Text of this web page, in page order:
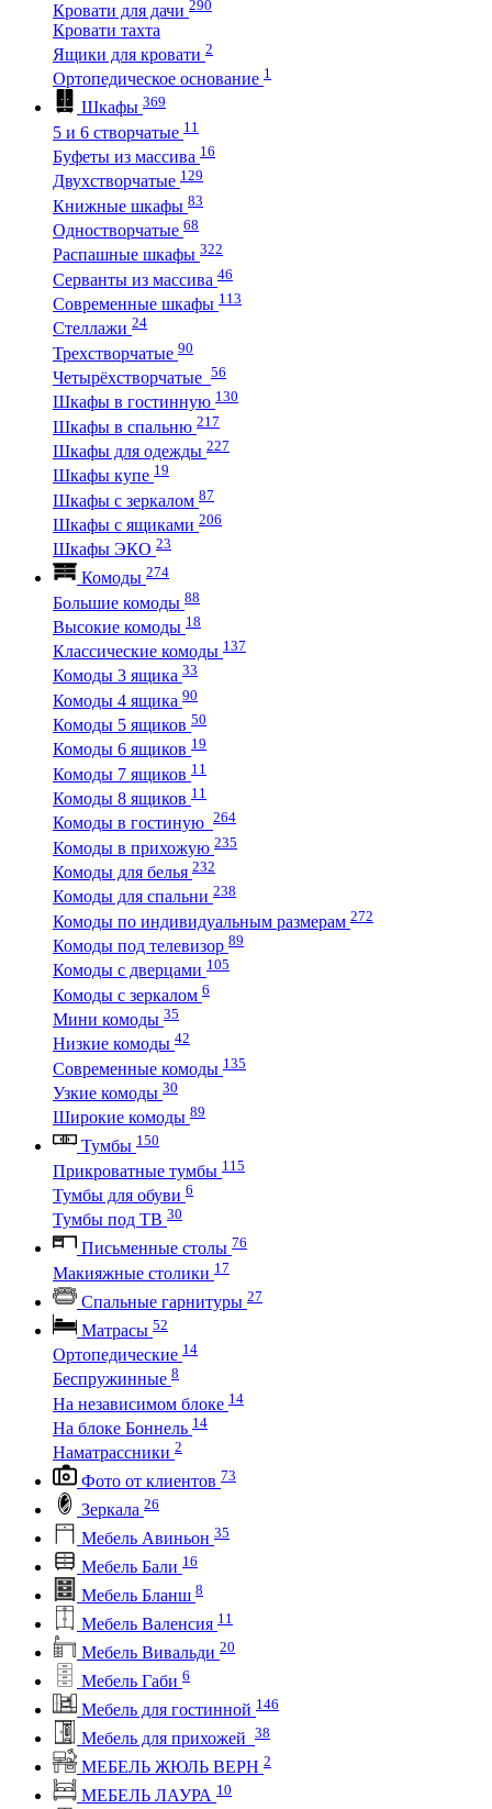
Кровати для дачи 290
Кровати тахта
Ящики для кровати 2
Ортопедическое основание 1
Шкафы 369
5 и 6 створчатые 11
Буфеты из массива 16
Двухстворчатые 129
Книжные шкафы 83
Одностворчатые 68
Распашные шкафы 322
Серванты из массива 46
Современные шкафы 113
Стеллажи 24
Трехстворчатые 90
Четырёхстворчатые 56
Шкафы в гостинную 130
Шкафы в спальню 217
Шкафы для одежды 227
Шкафы купе 19
Шкафы с зеркалом 87
Шкафы с ящиками 206
Шкафы ЭКО 23
Комоды 274
Большие комоды 88
Высокие комоды 18
Классические комоды 137
Комоды 3 ящика 33
Комоды 4 ящика 90
Комоды 5 ящиков 50
Комоды 6 ящиков 19
Комоды 7 ящиков 11
Комоды 8 ящиков 11
Комоды в гостиную 264
Комоды в прихожую 235
Комоды для белья 232
Комоды для спальни 238
Комоды по индивидуальным размерам 272
Комоды под телевизор 89
Комоды с дверцами 105
Комоды с зеркалом 6
Мини комоды 35
Низкие комоды 42
Современные комоды 135
Узкие комоды 30
Широкие комоды 89
Тумбы 150
Прикроватные тумбы 115
Тумбы для обуви 6
Тумбы под ТВ 30
Письменные столы 76
Макияжные столики 17
Спальные гарнитуры 27
Матрасы 52
Ортопедические 14
Беспружинные 8
На независимом блоке 14
На блоке Боннель 14
Наматрассники 2
Фото от клиентов 73
Зеркала 26
Мебель Авиньон 35
Мебель Бали 16
Мебель Бланш 8
Мебель Валенсия 11
Мебель Вивальди 20
Мебель Габи 6
Мебель для гостинной 146
Мебель для прихожей 38
МЕБЕЛЬ ЖЮЛЬ ВЕРН 2
МЕБЕЛЬ ЛАУРА 10